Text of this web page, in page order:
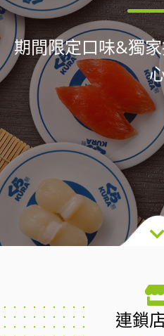
期間限定口味&獨
連鎖